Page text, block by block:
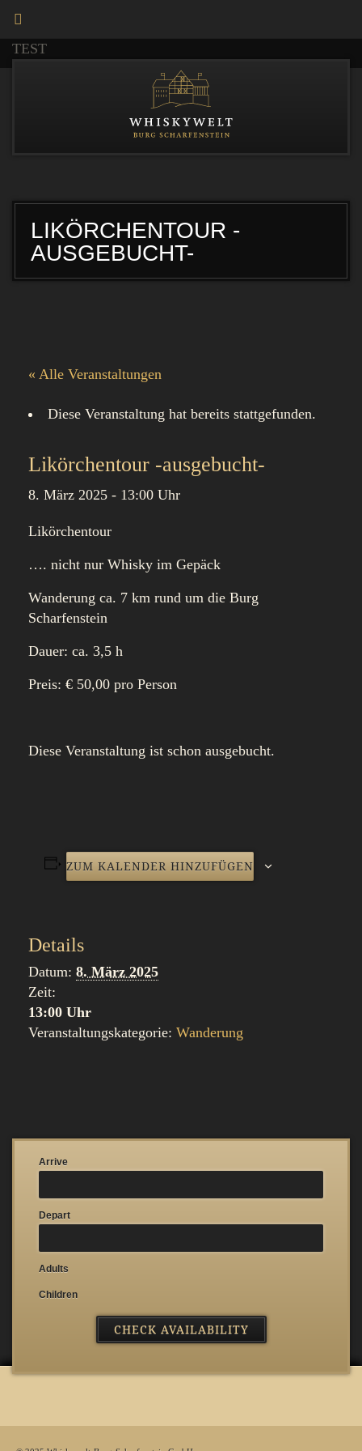
TEST
LIKÖRCHENTOUR -
AUSGEBUCHT-
« Alle Veranstaltungen
Diese Veranstaltung hat bereits stattgefunden.
Likörchentour -ausgebucht-
8. März 2025 - 13:00 Uhr
Likörchentour
…. nicht nur Whisky im Gepäck
Wanderung ca. 7 km rund um die Burg
Scharfenstein
Dauer: ca. 3,5 h
Preis: € 50,00 pro Person
Diese Veranstaltung ist schon ausgebucht.
ZUM KALENDER HINZUFÜGEN
Details
Datum: 8. März 2025
Zeit:
13:00 Uhr
Veranstaltungskategorie: Wanderung
Arrive
Depart
Adults
Children